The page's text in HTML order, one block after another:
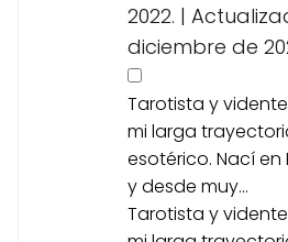
2022. |
diciembre de
Tarotista y
mi larga
esotérico. Nací en
y desde muy...
Tarotista y